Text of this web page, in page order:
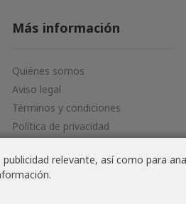
relevante, así como para
Más información
Quiénes somos
Aviso legal
Términos y condiciones
Política de privacidad